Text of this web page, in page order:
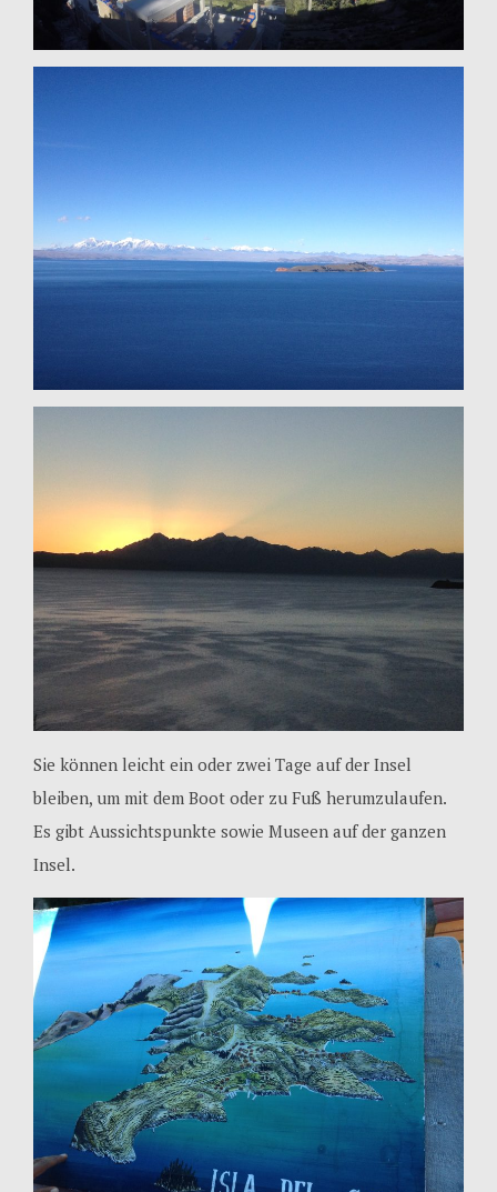
Sie können leicht ein oder zwei Tage auf der Insel
bleiben, um mit dem Boot oder zu Fuß herumzulaufen.
Es gibt Aussichtspunkte sowie Museen auf der ganzen
Insel.